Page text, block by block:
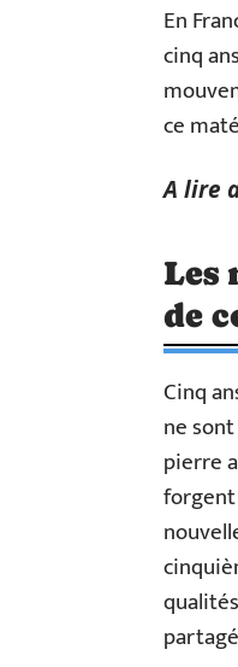
En
cinq
ce
A lire
Les
de
Cinq
ne
pierre
forgent